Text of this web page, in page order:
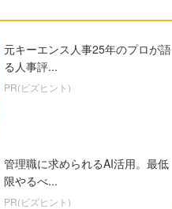
元キーエンス人事25年のプロが語
る人事評...
PR(ビズヒント)
管理職に求められるAI活用。最低
限やるべ...
PR(ビズヒント)